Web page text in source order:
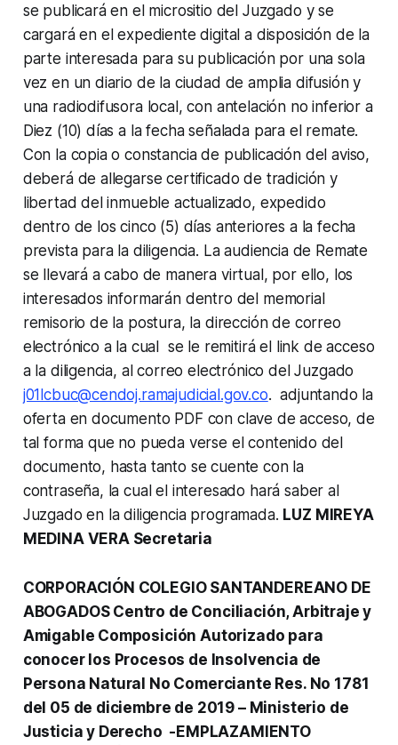
se publicará en el micrositio del Juzgado y se
cargará en el expediente digital a disposición de la
parte interesada para su publicación por una sola
vez en un diario de la ciudad de amplia difusión y
una radiodifusora local, con antelación no inferior a
Diez (10) días a la fecha señalada para el remate.
Con la copia o constancia de publicación del aviso,
deberá de allegarse certificado de tradición y
libertad del inmueble actualizado, expedido
dentro de los cinco (5) días anteriores a la fecha
prevista para la diligencia. La audiencia de Remate
se llevará a cabo de manera virtual, por ello, los
interesados informarán dentro del memorial
remisorio de la postura, la dirección de correo
electrónico a la cual se le remitirá el link de acceso
a la diligencia, al correo electrónico del Juzgado
j01lcbuc@cendoj.ramajudicial.gov.co. adjuntando la
oferta en documento PDF con clave de acceso, de
tal forma que no pueda verse el contenido del
documento, hasta tanto se cuente con la
contraseña, la cual el interesado hará saber al
Juzgado en la diligencia programada. LUZ MIREYA
MEDINA VERA Secretaria
CORPORACIÓN COLEGIO SANTANDEREANO DE
ABOGADOS Centro de Conciliación, Arbitraje y
Amigable Composición Autorizado para
conocer los Procesos de Insolvencia de
Persona Natural No Comerciante Res. No 1781
del 05 de diciembre de 2019 – Ministerio de
Justicia y Derecho -EMPLAZAMIENTO